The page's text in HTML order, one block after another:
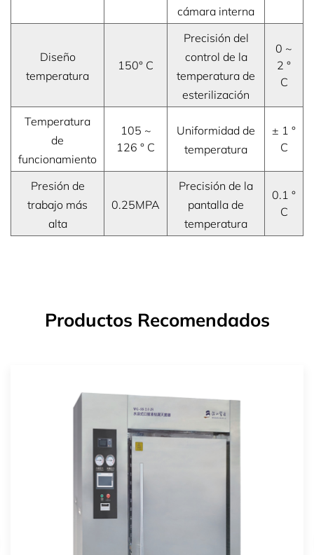
cámara interna
Diseño
temperatura
150° C
Precisión del
control de la
temperatura de
esterilización
0 ~
2 °
C
Temperatura
de
funcionamiento
105 ~
126 ° C
Uniformidad de
temperatura
± 1 °
C
Presión de
trabajo más
alta
0.25MPA
Precisión de la
pantalla de
temperatura
0.1 °
C
Productos Recomendados